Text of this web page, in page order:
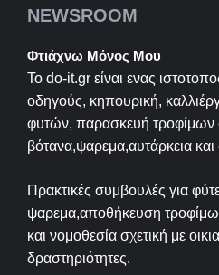
NEWSROOM
Φτιάχνω Μόνος Μου
Το do-it.gr είναι ενας
οδηγούς, κηπουρική,
φυτών, παρασκευή τροφίμων
βότανα,ψαρεμα,αυτάρκεια και
Πρακτικές συμβουλές για
ψαρεμα,αποθήκευση
και νομοθεσία σχετική με
δραστηριότητες.